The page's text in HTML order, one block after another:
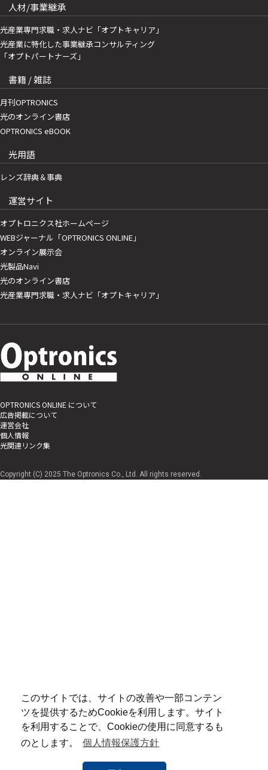
このサイトでは、サイトの改善や一部コンテン
ツを提供するためCookieを利用します。サイト
を利用することで、Cookieの使用に同意するも
のとします。
個人情報保護方針
人材/事業継承
光産業専門求職・求人ナビ「オプトキャリア」
光産業に特化した事業継承コンサルティング
「オプトパートナーズ」
書籍 / 雑誌
月刊OPTRONICS
光のオンライン書店
OPTRONICS eBOOK
光用語
レンズ辞典＆事典
運営サイト
オプトロニクス社ホームページ
WEBジャーナル「OPTRONICS ONLINE」
オンライン展示会
光製品Navi
光のオンライン書店
光産業専門求職・求人ナビ「オプトキャリア」
OPTRONICS ONLINE について
広告掲載について
運営会社
個人情報
光関連リンク集
Copyright (C) 2025 The Optronics Co., Ltd. All rights reserved.